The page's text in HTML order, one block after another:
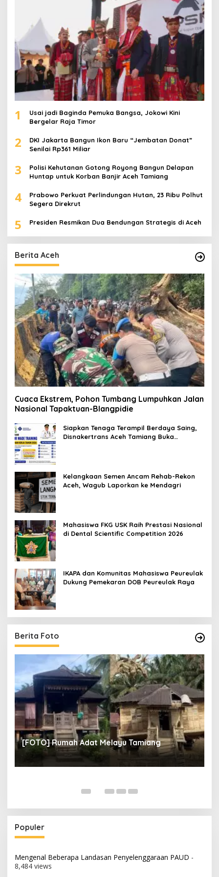
1
Usai jadi Baginda Pemuka Bangsa, Jokowi Kini
Bergelar Raja Timor
2
DKI Jakarta Bangun Ikon Baru “Jembatan Donat”
Senilai Rp361 Miliar
3
Polisi Kehutanan Gotong Royong Bangun Delapan
Huntap untuk Korban Banjir Aceh Tamiang
4
Prabowo Perkuat Perlindungan Hutan, 23 Ribu Polhut
Segera Direkrut
5 Presiden Resmikan Dua Bendungan Strategis di Aceh
Berita Aceh
Cuaca Ekstrem, Pohon Tumbang Lumpuhkan Jalan
Nasional Tapaktuan-Blangpidie
Siapkan Tenaga Terampil Berdaya Saing,
Disnakertrans Aceh Tamiang Buka
Kelangkaan Semen Ancam Rehab-Rekon
Aceh, Wagub Laporkan ke Mendagri
Mahasiswa FKG USK Raih Prestasi Nasional
di Dental Scientific Competition 2026
IKAPA dan Komunitas Mahasiswa Peureulak
Dukung Pemekaran DOB Peureulak Raya
Berita Foto
[FOTO] Rumah Adat Melayu Tamiang
Populer
Mengenal Beberapa Landasan Penyelenggaraan PAUD -
8,484 views